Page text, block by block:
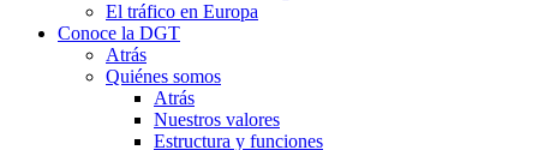
El tráfico en Europa
Conoce la DGT
Atrás
Quiénes somos
Atrás
Nuestros valores
Estructura y funciones